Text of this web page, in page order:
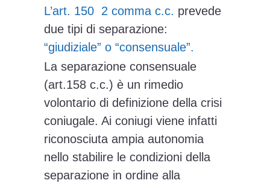
L’art. 150 2 comma c.c. prevede
due tipi di separazione:
“giudiziale” o “consensuale”.
La separazione consensuale
(art.158 c.c.) è un rimedio
volontario di definizione della crisi
coniugale. Ai coniugi viene infatti
riconosciuta ampia autonomia
nello stabilire le condizioni della
separazione in ordine alla